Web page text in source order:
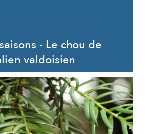
- Le chou de
valdoisien